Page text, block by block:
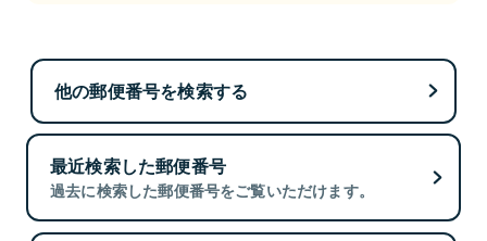
他の郵便番号を検索する
最近検索した郵便番号
過去に検索した郵便番号をご覧いただけます。